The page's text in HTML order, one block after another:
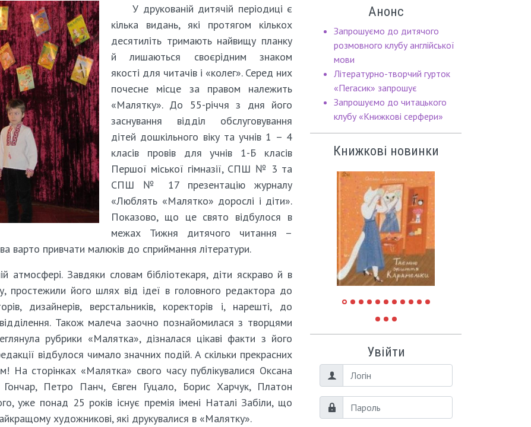
У друкованій дитячій періодиці є
кілька видань, які протягом кількох
десятиліть тримають найвищу планку
й лишаються своєрідним знаком
якості для читачів і «колег». Серед них
почесне місце за правом належить
«Малятку». До 55-річчя з дня його
заснування відділ обслуговування
дітей дошкільного віку та учнів 1 – 4
класів провів для учнів 1-Б класів
Першої міської гімназії, СПШ № 3 та
СПШ № 17 презентацію журналу
«Люблять «Малятко» дорослі і діти».
Показово, що це свято відбулося в
межах Тижня дитячого читання –
варто привчати малюків до сприймання літератури.
атмосфері. Завдяки словам бібліотекаря, діти яскраво й в
простежили його шлях від ідеї в головного редактора до
дизайнерів, верстальників, коректорів і, нарешті, до
Також малеча заочно познайомилася з творцями
рубрики «Малятка», дізналася цікаві факти з його
відбулося чимало значних подій. А скільки прекрасних
На сторінках «Малятка» свого часу публікувалися Оксана
Гончар, Петро Панч, Євген Гуцало, Борис Харчук, Платон
уже понад 25 років існує премія імені Наталі Забіли, що
художникові, які друкувалися в «Малятку».
Анонс
Запрошуємо до дитячого
розмовного клубу англійської
мови
Літературно-творчий гурток
«Пегасик» запрошує
Запрошуємо до читацького
клубу «Книжкові серфери»
Книжкові новинки
Увійти
Логін
Пароль